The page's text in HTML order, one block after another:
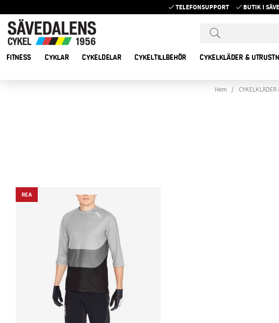
TELEFONSUPPORT BUTIK I
FITNESS CYKLAR CYKELDELAR CYKELTILLBEHÖR CYKELKLÄDER &
Hem CYKELKLÄDER
REA